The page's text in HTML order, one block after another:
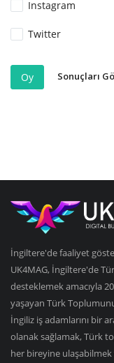
Instagram
Twitter
Oy Sonuçları
İngiltere'de faaliyet
UK4MAG, İngiltere'de
desteklemek amacıyla
yaşayan Türk
İngiliz iş adamlarını bir
olanak sağlamak, Türk
her bireyine